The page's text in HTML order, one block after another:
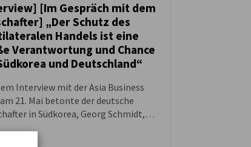
[Im Gespräch mit dem
„Der Schutz des
Handels ist eine
Verantwortung und Chance
und Deutschland“
Interview mit der Asia Business
21. Mai betonte der deutsche
in Südkorea, Georg Schmidt,